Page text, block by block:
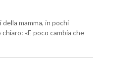
mamma, in pochi
«E poco cambia che